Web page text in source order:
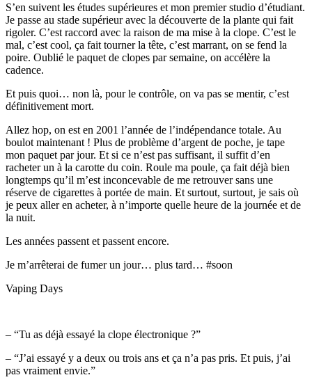
S’en suivent les études supérieures et mon premier studio d’étudiant.
Je passe au stade supérieur avec la découverte de la plante qui fait
rigoler. C’est raccord avec la raison de ma mise à la clope. C’est le
mal, c’est cool, ça fait tourner la tête, c’est marrant, on se fend la
poire. Oublié le paquet de clopes par semaine, on accélère la
cadence.
Et puis quoi… non là, pour le contrôle, on va pas se mentir, c’est
définitivement mort.
Allez hop, on est en 2001 l’année de l’indépendance totale. Au
boulot maintenant ! Plus de problème d’argent de poche, je tape
mon paquet par jour. Et si ce n’est pas suffisant, il suffit d’en
racheter un à la carotte du coin. Roule ma poule, ça fait déjà bien
longtemps qu’il m’est inconcevable de me retrouver sans une
réserve de cigarettes à portée de main. Et surtout, surtout, je sais où
je peux aller en acheter, à n’importe quelle heure de la journée et de
la nuit.
Les années passent et passent encore.
Je m’arrêterai de fumer un jour… plus tard… #soon
Vaping Days
– “Tu as déjà essayé la clope électronique ?”
– “J’ai essayé y a deux ou trois ans et ça n’a pas pris. Et puis, j’ai
pas vraiment envie.”